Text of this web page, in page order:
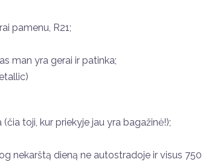
pamenu, R21;
man yra gerai ir patinka;
toji, kur priekyje jau yra bagažinė!);
nekarštą dieną ne autostradoje ir visus 750